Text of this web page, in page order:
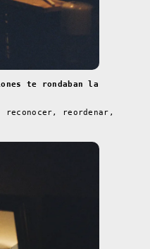
te rondaban la
reconocer, reordenar,